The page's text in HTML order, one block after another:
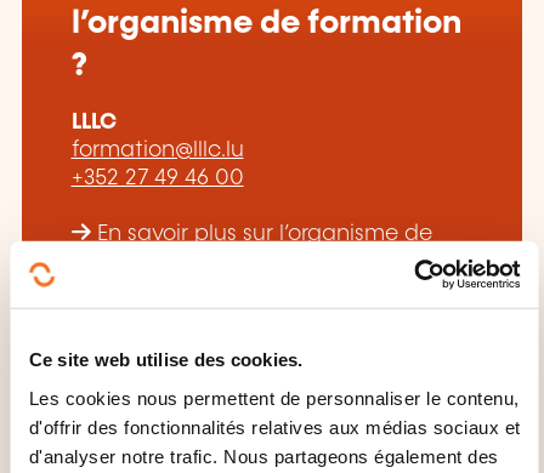
Ce site web utilise des cookies.
Les cookies nous permettent de personnaliser le contenu,
d'offrir des fonctionnalités relatives aux médias sociaux et
d'analyser notre trafic. Nous partageons également des
l’organisme de formation
?
LLLC
formation@lllc.lu
+352 27 49 46 00
En savoir plus sur l’organisme de
Learning Centre de la Chambre des